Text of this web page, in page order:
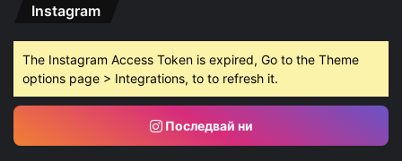
Instagram
The Instagram Access Token is expired, Go to the Theme
options page > Integrations, to to refresh it.
Последвай ни